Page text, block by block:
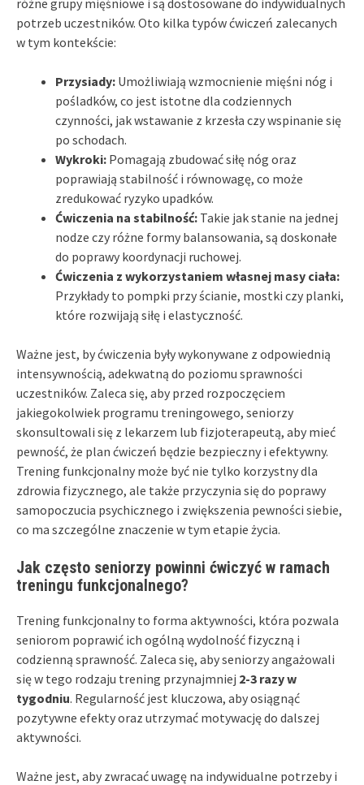
potrzeb uczestników. Oto kilka typów ćwiczeń zalecanych
w tym kontekście:
Przysiady: Umożliwiają wzmocnienie mięśni nóg i
pośladków, co jest istotne dla codziennych
czynności, jak wstawanie z krzesła czy wspinanie się
po schodach.
Wykroki: Pomagają zbudować siłę nóg oraz
poprawiają stabilność i równowagę, co może
zredukować ryzyko upadków.
Ćwiczenia na stabilność: Takie jak stanie na jednej
nodze czy różne formy balansowania, są doskonałe
do poprawy koordynacji ruchowej.
Ćwiczenia z wykorzystaniem własnej masy ciała:
Przykłady to pompki przy ścianie, mostki czy planki,
które rozwijają siłę i elastyczność.
Ważne jest, by ćwiczenia były wykonywane z odpowiednią
intensywnością, adekwatną do poziomu sprawności
uczestników. Zaleca się, aby przed rozpoczęciem
jakiegokolwiek programu treningowego, seniorzy
skonsultowali się z lekarzem lub fizjoterapeutą, aby mieć
pewność, że plan ćwiczeń będzie bezpieczny i efektywny.
Trening funkcjonalny może być nie tylko korzystny dla
zdrowia fizycznego, ale także przyczynia się do poprawy
samopoczucia psychicznego i zwiększenia pewności siebie,
co ma szczególne znaczenie w tym etapie życia.
Jak często seniorzy powinni ćwiczyć w ramach
treningu funkcjonalnego?
Trening funkcjonalny to forma aktywności, która pozwala
seniorom poprawić ich ogólną wydolność fizyczną i
codzienną sprawność. Zaleca się, aby seniorzy angażowali
się w tego rodzaju trening przynajmniej 2-3 razy w
tygodniu. Regularność jest kluczowa, aby osiągnąć
pozytywne efekty oraz utrzymać motywację do dalszej
aktywności.
Ważne jest, aby zwracać uwagę na indywidualne potrzeby i